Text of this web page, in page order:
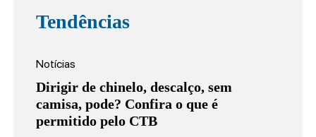
Tendências
Notícias
Dirigir de chinelo, descalço, sem
camisa, pode? Confira o que é
permitido pelo CTB